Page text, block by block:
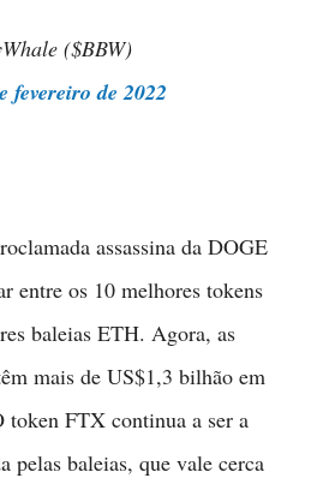
($BBW)
fevereiro de 2022
assassina da DOGE
entre os 10 melhores tokens
baleias ETH. Agora, as
mais de US$1,3 bilhão em
token FTX continua a ser a
pelas baleias, que vale cerca